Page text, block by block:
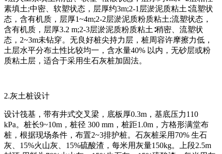
素填土;中密、软塑状态，层厚约3m;2-1层淤泥质粘土∶流塑状
态，含有机质，层厚1~4m;2-2层淤泥质粉质粘土;流塑状态，
含有机质，层厚3.2 m;2-3层淤泥质粉质粘土∶稍密、流塑状
态，2~3m未钻穿。无良好桩尖持力层，桩周容许摩擦力低，
土层水平分布土性比较均一，含水量40% 以内，无砂层或粉
质粘土层，适合于采用生石灰桩加固法。
2.灰土桩设计
设计筏基，带有井式交叉梁，底板厚0.3m，基底压力110
kPa。桩长9~10m，桩径 300 mm，桩距1.0m，方格形满堂布
桩，根据现场条件，布置2~3排护桩。石灰桩采用70% 生石
灰、15%火山灰、15%硫酸渣，每米用灰量150kg。上段2.5m